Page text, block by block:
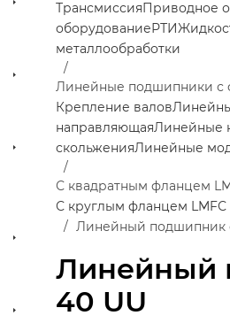
Линейный
40 UU
ТрансмиссияПриводное
оборудованиеРТИ
металлообработки
Линейные подшипники с
Крепление валов
направляющаяЛинейные
скольженияЛинейные
С квадратным фланцем
С круглым фланцем LMFС
Линейный подшипник